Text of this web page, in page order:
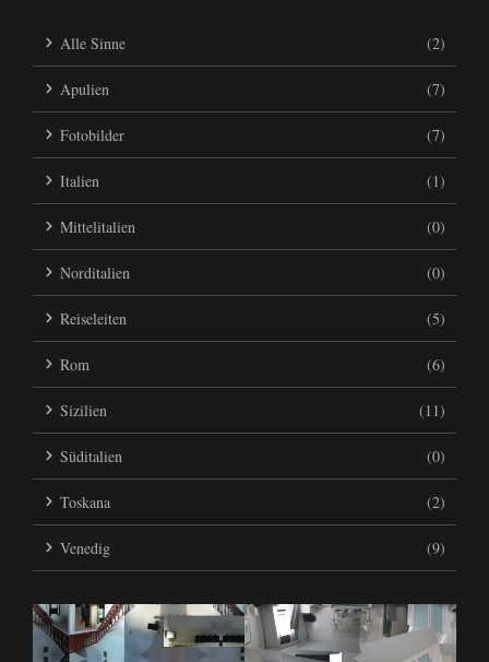
Alle Sinne (2)
Apulien (7)
Fotobilder (7)
Italien (1)
Mittelitalien (0)
Norditalien (0)
Reiseleiten (5)
Rom (6)
Sizilien (11)
Süditalien (0)
Toskana (2)
Venedig (9)